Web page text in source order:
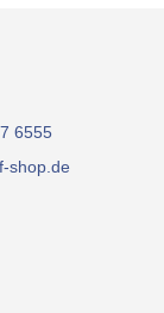
6555
shop.de